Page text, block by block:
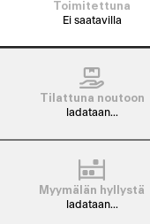
Toimitettuna
Ei saatavilla
Tilattuna noutoon
ladataan...
Myymälän hyllystä
ladataan...